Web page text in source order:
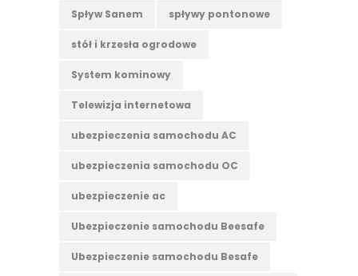
Spływ Sanem spływy pontonowe
stół i krzesła ogrodowe
System kominowy
Telewizja internetowa
ubezpieczenia samochodu AC
ubezpieczenia samochodu OC
ubezpieczenie ac
Ubezpieczenie samochodu Beesafe
Ubezpieczenie samochodu Besafe